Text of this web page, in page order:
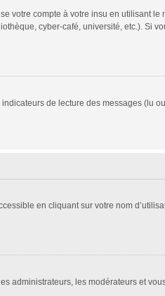
votre compte à votre insu en utilisant le
cyber-café, université, etc.). Si
de lecture des messages (lu
en cliquant sur votre nom
administrateurs, les modérateurs et